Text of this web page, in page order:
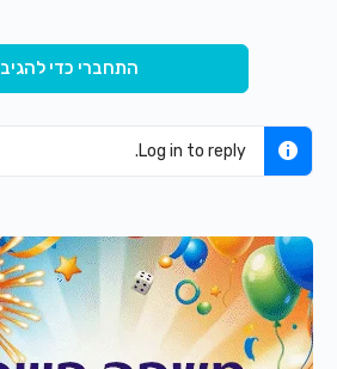
התחברי כדי להגיב
Log in to reply.